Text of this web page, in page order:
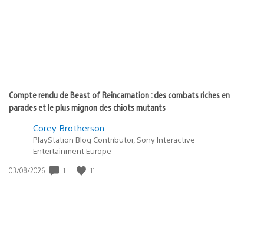
Compte rendu de Beast of Reincarnation : des combats riches en
parades et le plus mignon des chiots mutants
Corey Brotherson
PlayStation Blog Contributor, Sony Interactive
Entertainment Europe
Date
03/08/2026 1 11